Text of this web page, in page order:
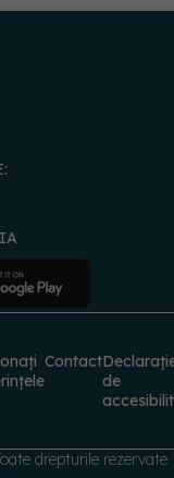
Contact
de
drepturile rezervate